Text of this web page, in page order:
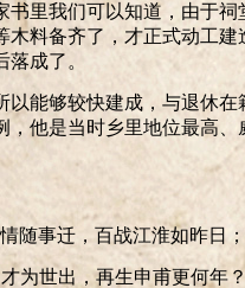
书里我们可以知道，由于
木料备齐了，才正式动工
成了。
以能够较快建成，与退休
，他是当时乡里地位最高
随事迁，百战江淮如昨日；
为世出，再生申甫更何年